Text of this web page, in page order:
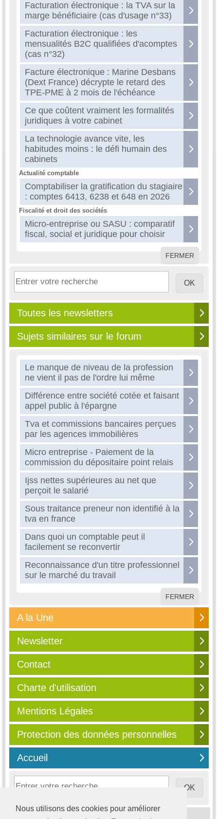
Nous utilisons des cookies pour améliorer
Facturation électronique : la TVA sur la
marge bénéficiaire (cas d'usage n°33)
Facturation électronique : les
mensualités B2C qualifiées d'acomptes
(cas n°32)
Facture électronique : Marine Desbans
(Dext France) décrypte le retard des
TPE-PME à 2 mois de l'échéance
Ce que coûtent vraiment les formalités
juridiques à votre cabinet
La technologie avance vite, les
habitudes moins : le défi humain des
cabinets
Actualité comptable
Comptabiliser la gratification du stagiaire
: comptes 6413, 6238 et 648 en 2026
Fiscalité et droit des sociétés
Micro-entreprise ou SASU : comparatif
fiscal, social et juridique pour choisir
FERMER
Toutes les newsletters
Sujets similaires sur le forum
Le manque de niveau de la profession
ne vient il pas de l'ordre lui même
Différence entre société cotée et faisant
appel public à l'épargne
Tva et commissions bancaires perçues
par les agences immobilières
Micro entreprise - Paiement de la
commission du dépositaire point relais
Ijss nettes supérieures au net que
perçoit le salarié
Sous traitance preneur non identifié à la
tva en france
Dans quoi un comptable peut il
facilement se reconvertir
Reconnaissance d'un titre professionnel
sur le marché du travail
FERMER
A la Une
Newsletter
Contact
Charte d'utilisation
Mentions Légales
Protection des données personnelles
Accueil
© 2003-2026 Compta Online